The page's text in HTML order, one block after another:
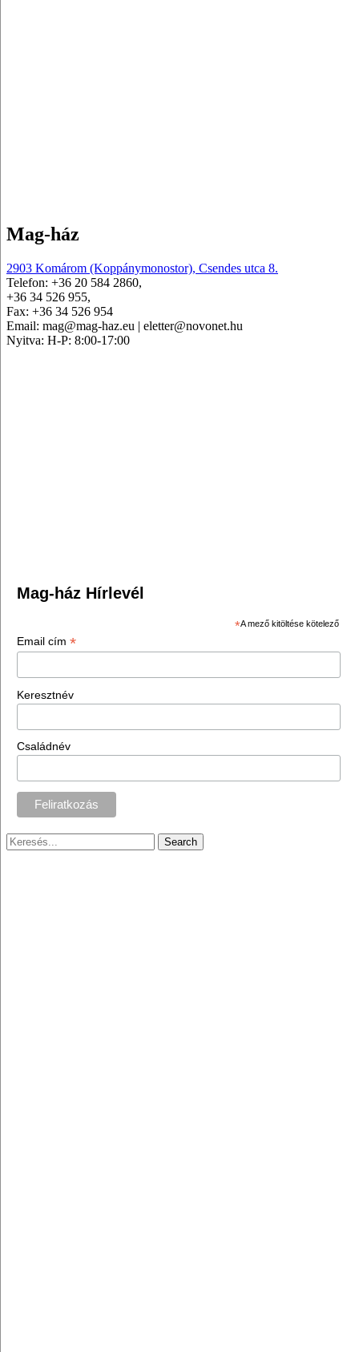
Mag-ház
2903 Komárom (Koppánymonostor), Csendes utca 8.
Telefon: +36 20 584 2860,
+36 34 526 955,
Fax: +36 34 526 954
Email: mag@mag-haz.eu | eletter@novonet.hu
Nyitva: H-P: 8:00-17:00
Mag-ház Hírlevél
*A mező kitöltése kötelező
Email cím *
Keresztnév
Családnév